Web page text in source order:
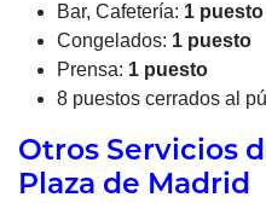
Bar, Cafetería: 1 puesto
Congelados: 1 puesto
Prensa: 1 puesto
8 puestos cerrados al
Otros Servicios
Plaza de Madrid